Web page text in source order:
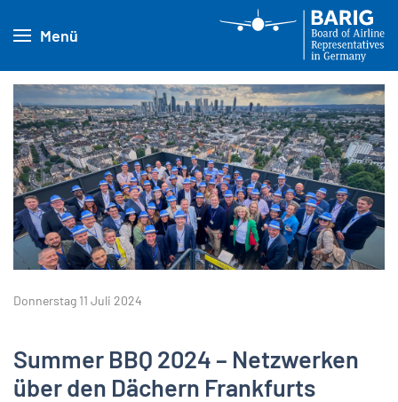
Menü
Donnerstag 11 Juli 2024
Summer BBQ 2024 – Netzwerken
über den Dächern Frankfurts